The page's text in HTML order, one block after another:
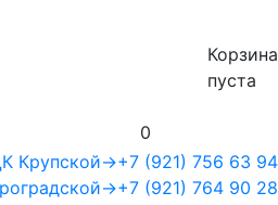
Корзина
пуста
0
+7 (921) 756 63 94
+7 (921) 764 90 28
Крупской→
→